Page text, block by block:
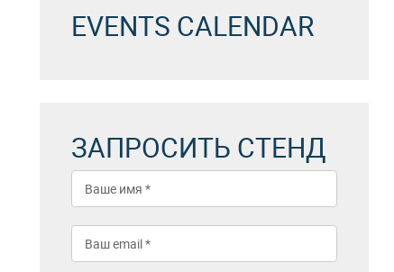
EVENTS CALENDAR
ЗАПРОСИТЬ СТЕНД